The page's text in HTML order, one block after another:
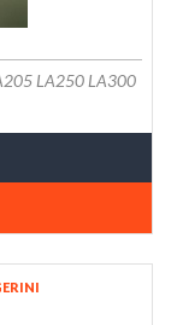
LA250 LA300